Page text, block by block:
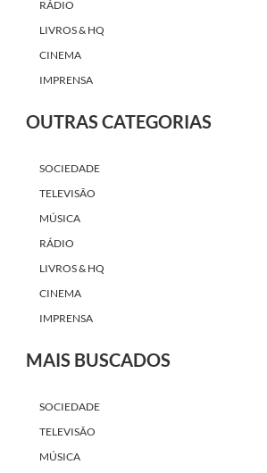
RÁDIO
LIVROS & HQ
CINEMA
IMPRENSA
OUTRAS CATEGORIAS
SOCIEDADE
TELEVISÃO
MÚSICA
RÁDIO
LIVROS & HQ
CINEMA
IMPRENSA
MAIS BUSCADOS
SOCIEDADE
TELEVISÃO
MÚSICA